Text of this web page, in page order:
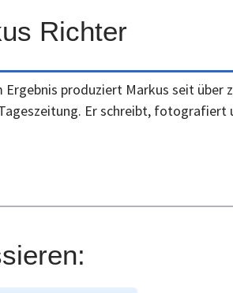
Richter
produziert Markus seit
Er schreibt,